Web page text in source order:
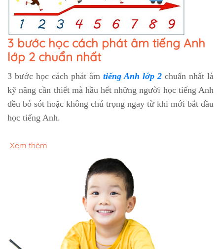
3 bước học cách phát âm tiếng Anh
lớp 2 chuẩn nhất
3 bước học cách phát âm tiếng Anh lớp 2 chuẩn nhất là
kỹ năng cần thiết mà hầu hết những người học tiếng Anh
đều bỏ sót hoặc không chú trọng ngay từ khi mới bắt đầu
học tiếng Anh.
Xem thêm